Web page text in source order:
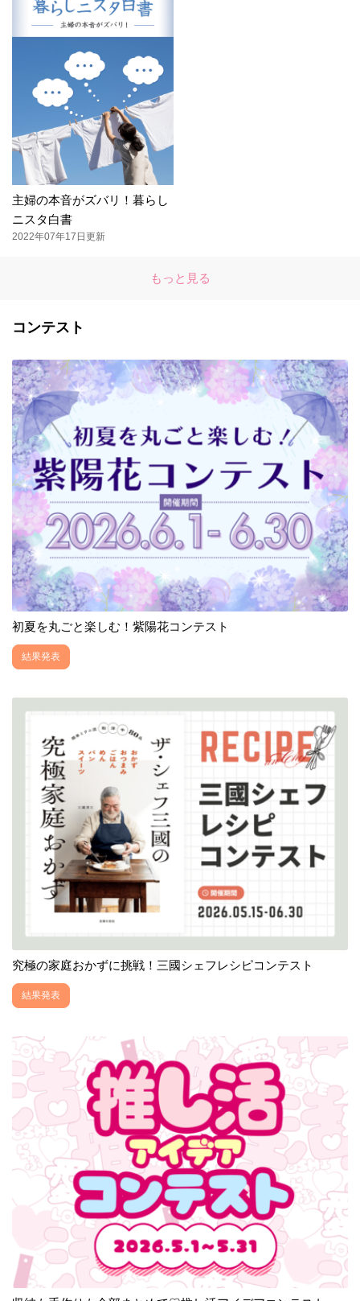
主婦の本音がズバリ！暮らし
ニスタ白書
2022年07年17日更新
もっと見る
コンテスト
初夏を丸ごと楽しむ！紫陽花コンテスト
結果発表
究極の家庭おかずに挑戦！三國シェフレシピコンテスト
結果発表